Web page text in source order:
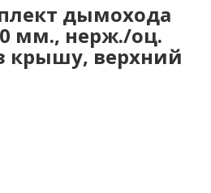
дымохода
мм., нерж./оц.
крышу, верхний